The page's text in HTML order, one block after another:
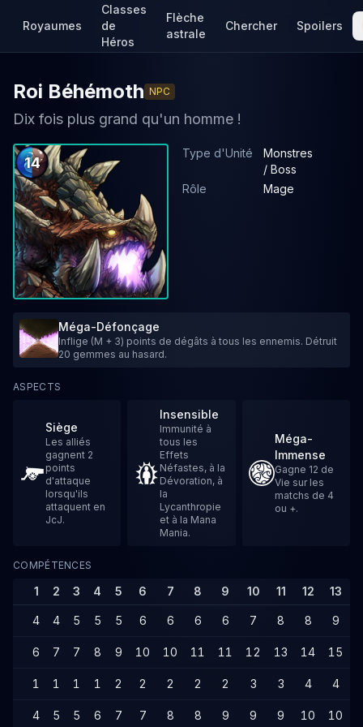
Royaumes
Classes
de
Héros
Flèche
astrale
Chercher Spoilers
Roi Béhémoth NPC
Dix fois plus grand qu'un homme !
14
Type d'Unité
Monstres
/ Boss
Rôle
Mage
Méga-Défonçage
Inflige (M + 3) points de dégâts à tous les ennemis. Détruit
20 gemmes au hasard.
ASPECTS
Siège
Les alliés
gagnent 2
points
d'attaque
lorsqu'ils
attaquent en
JcJ.
Insensible
Immunité à
tous les
Effets
Néfastes, à la
Dévoration, à
la
Lycanthropie
et à la Mana
Mania.
Méga-
Immense
Gagne 12 de
Vie sur les
matchs de 4
ou +.
COMPÉTENCES
1 2 3 4 5 6 7 8 9 10 11 12 13
4 4 5 5 5 6 6 6 6 7 8 8 9
6 7 7 8 9 10 10 11 11 12 13 14 15
1 1 1 1 2 2 2 2 2 3 3 4 4
4 5 5 6 7 7 8 8 9 9 9 10 10